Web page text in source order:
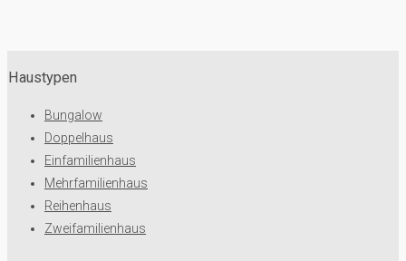
Haustypen
Bungalow
Doppelhaus
Einfamilienhaus
Mehrfamilienhaus
Reihenhaus
Zweifamilienhaus